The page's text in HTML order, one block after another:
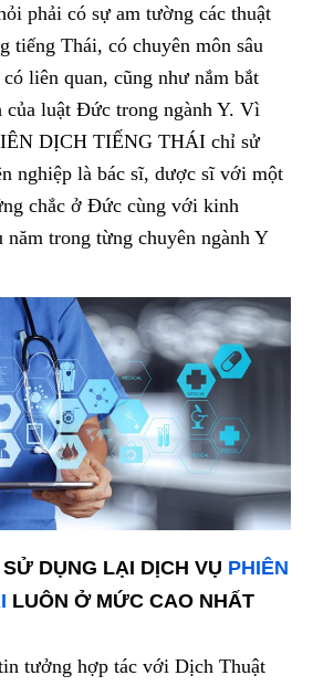
phải có sự am tường các thuật
tiếng Thái, có chuyên môn sâu
liên quan, cũng như nắm bắt
của luật Đức trong ngành Y. Vì
DỊCH TIẾNG THÁI chỉ sử
nghiệp là bác sĩ, dược sĩ với một
chắc ở Đức cùng với kinh
trong từng chuyên ngành Y
DỤNG LẠI DỊCH VỤ PHIÊN
LUÔN Ở MỨC CAO NHẤT
tưởng hợp tác với Dịch Thuật